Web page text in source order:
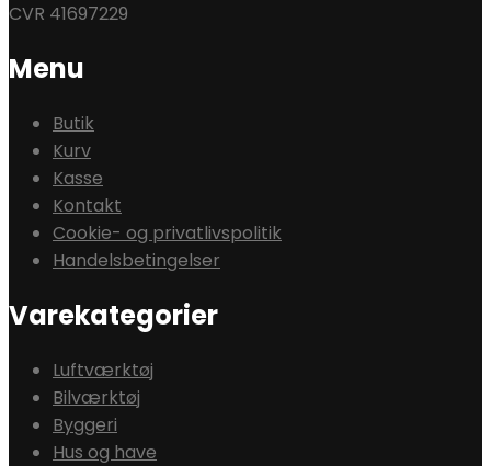
CVR 41697229
Menu
Butik
Kurv
Kasse
Kontakt
Cookie- og privatlivspolitik
Handelsbetingelser
Varekategorier
Luftværktøj
Bilværktøj
Byggeri
Hus og have